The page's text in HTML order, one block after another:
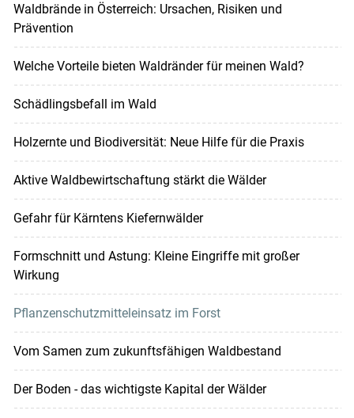
Waldbrände in Österreich: Ursachen, Risiken und
Prävention
Welche Vorteile bieten Waldränder für meinen Wald?
Schädlingsbefall im Wald
Holzernte und Biodiversität: Neue Hilfe für die Praxis
Aktive Waldbewirtschaftung stärkt die Wälder
Gefahr für Kärntens Kiefernwälder
Formschnitt und Astung: Kleine Eingriffe mit großer
Wirkung
Pflanzenschutzmitteleinsatz im Forst
Vom Samen zum zukunftsfähigen Waldbestand
Der Boden - das wichtigste Kapital der Wälder